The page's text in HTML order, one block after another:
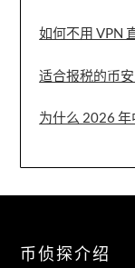
如何不用 VPN
适合报税的币
为什么 2026 年
币侦探介绍